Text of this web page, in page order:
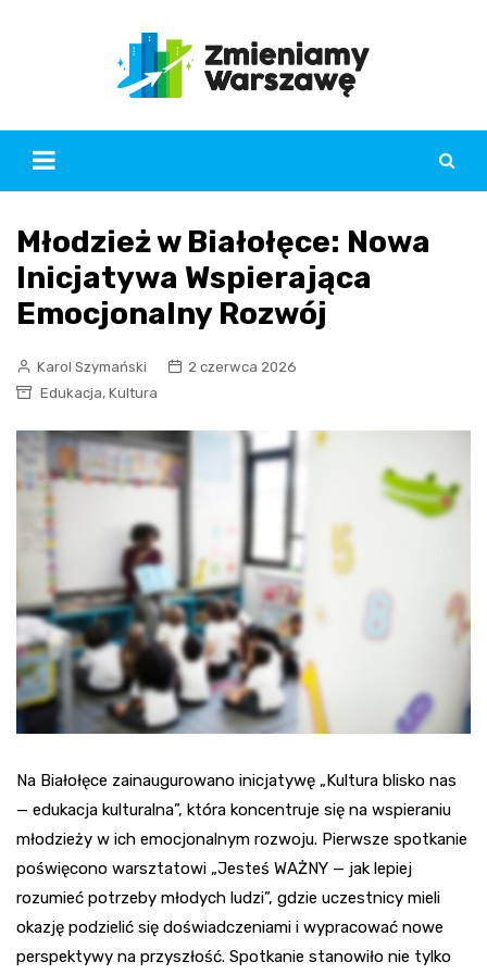
Młodzież w Białołęce: Nowa
Inicjatywa Wspierająca
Emocjonalny Rozwój
Karol Szymański
2 czerwca 2026
Edukacja, Kultura
Na Białołęce zainaugurowano inicjatywę „Kultura blisko nas
— edukacja kulturalna”, która koncentruje się na wspieraniu
młodzieży w ich emocjonalnym rozwoju. Pierwsze spotkanie
poświęcono warsztatowi „Jesteś WAŻNY — jak lepiej
rozumieć potrzeby młodych ludzi”, gdzie uczestnicy mieli
okazję podzielić się doświadczeniami i wypracować nowe
perspektywy na przyszłość. Spotkanie stanowiło nie tylko